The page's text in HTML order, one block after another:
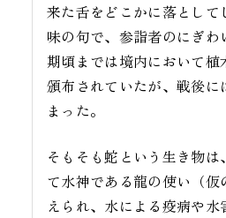
来た舌をどこかに落として
味の句で、参詣者のにぎわ
期頃までは境内において植
頒布されていたが、戦後に
まった。
そもそも蛇という生き物は
て水神である龍の使い（仮
えられ、水による疫病や水